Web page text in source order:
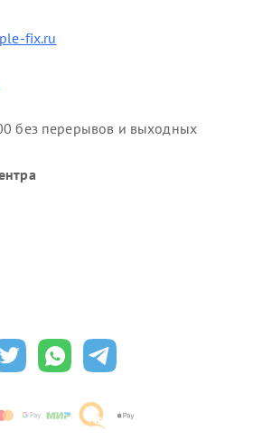
fix.ru
без перерывов и выходных